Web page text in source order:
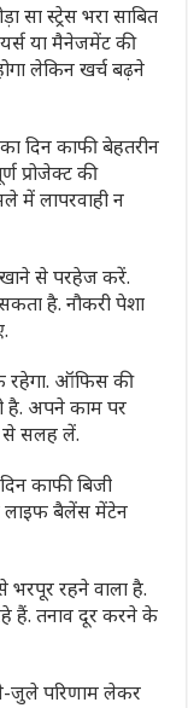
सा स्ट्रेस भरा साबित
या मैनेजमेंट की
लेकिन खर्च बढ़ने
दिन काफी बेहतरीन
प्रोजेक्ट की
में लापरवाही न
से परहेज करें.
है. नौकरी पेशा
रहेगा. ऑफिस की
है. अपने काम पर
से सलह लें.
काफी बिजी
लाइफ बैलेंस मेंटेन
रहने वाला है.
हैं. तनाव दूर करने के
जुले परिणाम लेकर